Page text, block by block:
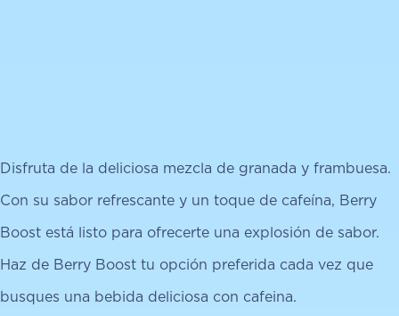
Disfruta de la deliciosa mezcla de granada y frambuesa.
Con su sabor refrescante y un toque de cafeína, Berry
Boost está listo para ofrecerte una explosión de sabor.
Haz de Berry Boost tu opción preferida cada vez que
busques una bebida deliciosa con cafeina.